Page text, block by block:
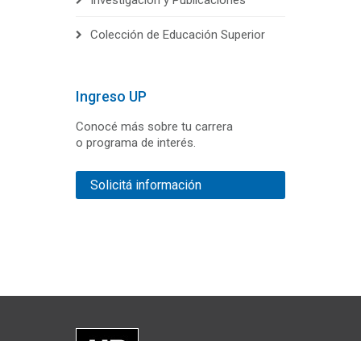
Colección de Educación Superior
Ingreso UP
Conocé más sobre tu carrera
o programa de interés.
Solicitá información